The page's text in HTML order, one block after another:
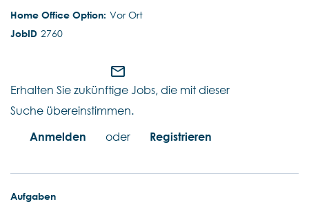
Vor Ort
2760
mail_outline
Erhalten Sie zukünftige Jobs, die mit dieser
Suche übereinstimmen.
Anmelden
oder Registrieren
Aufgaben